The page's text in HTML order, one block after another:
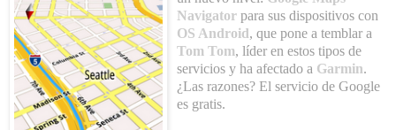
Navigator para sus dispositivos con
OS Android, que pone a temblar a
Tom Tom, líder en estos tipos de
servicios y ha afectado a Garmin.
¿Las razones? El servicio de Google
es gratis.